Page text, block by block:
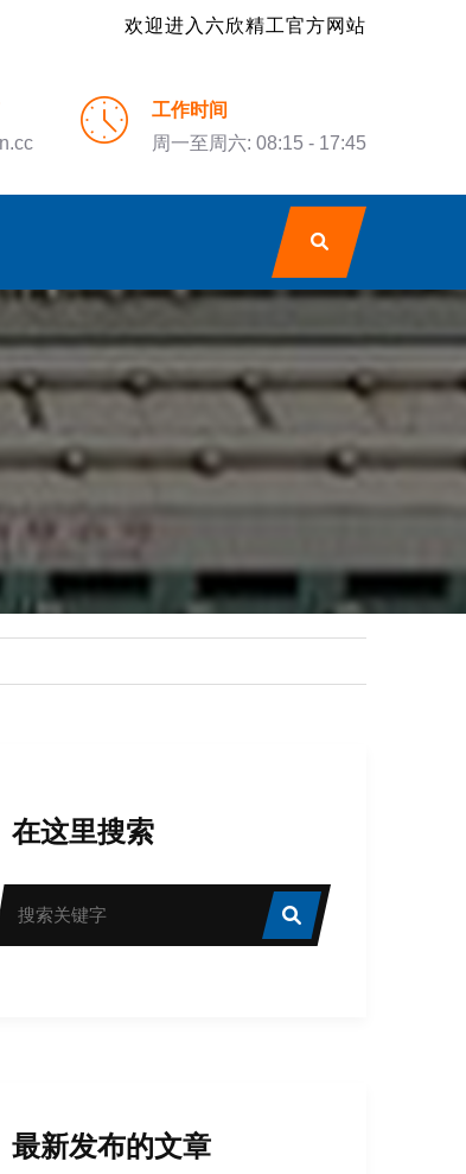
欢迎进入六欣精工官方网站
工作时间
周一至周六: 08:15 - 17:45
在这里搜索
最新发布的文章